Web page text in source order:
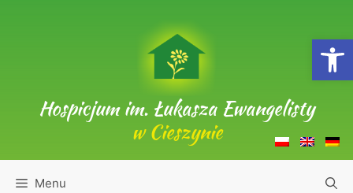
Hospicjum im. Łukasza Ewangelisty
w Cieszynie
Menu